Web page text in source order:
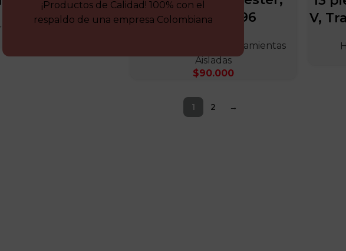
¡Productos de Calidad! 100% con el
respaldo de una empresa Colombiana
Aisladas
Truper 14196
Herramientas
Aisladas
$90.000
V,
1 2 →